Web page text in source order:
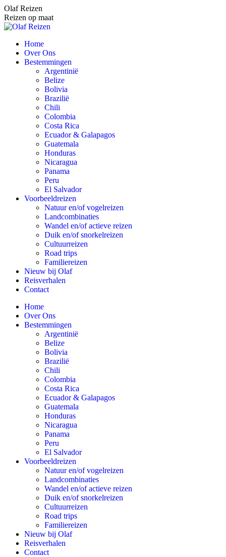
Spring
naar
content
Olaf Reizen
Reizen op maat
Home
Over Ons
Bestemmingen
Argentinië
Belize
Bolivia
Brazilië
Chili
Colombia
Costa Rica
Ecuador & Galapagos
Guatemala
Honduras
Nicaragua
Panama
Peru
El Salvador
Voorbeeldreizen
Natuur en/of vogelreizen
Landcombinaties
Wandel en/of actieve reizen
Duik en/of snorkelreizen
Cultuurreizen
Road trips
Familiereizen
Nieuw bij Olaf
Reisverhalen
Contact
Home
Over Ons
Bestemmingen
Argentinië
Belize
Bolivia
Brazilië
Chili
Colombia
Costa Rica
Ecuador & Galapagos
Guatemala
Honduras
Nicaragua
Panama
Peru
El Salvador
Voorbeeldreizen
Natuur en/of vogelreizen
Landcombinaties
Wandel en/of actieve reizen
Duik en/of snorkelreizen
Cultuurreizen
Road trips
Familiereizen
Nieuw bij Olaf
Reisverhalen
Contact